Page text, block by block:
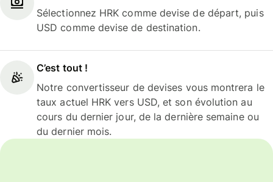
Sélectionnez HRK comme devise de départ, puis
USD comme devise de destination.
C’est tout !
Notre convertisseur de devises vous montrera le
taux actuel HRK vers USD, et son évolution au
cours du dernier jour, de la dernière semaine ou
du dernier mois.